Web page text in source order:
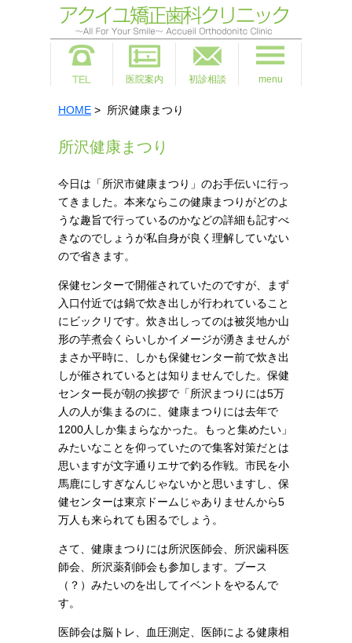
医院案内 初診相談 menu
HOME > 所沢健康まつり
所沢健康まつり
今日は「所沢市健康まつり」のお手伝いに行っ
てきました。本来ならこの健康まつりがどのよ
うな趣旨で行っているのかなどの詳細も記すべ
きなのでしょうが私自身が良く理解していない
ので省きます。
保健センターで開催されていたのですが、まず
入口付近では鍋で炊き出しが行われていること
にビックリです。炊き出しってのは被災地か山
形の芋煮会くらいしかイメージが湧きませんが
まさか平時に、しかも保健センター前で炊き出
しが催されているとは知りませんでした。 保健
センター長が朝の挨拶で「所沢まつりには5万
人の人が集まるのに、健康まつりには去年で
1200人しか集まらなかった。もっと集めたい」
みたいなことを仰っていたので集客対策だとは
思いますが文字通りエサで釣る作戦。市民を小
馬鹿にしすぎなんじゃないかと思いますし、保
健センターは東京ドームじゃありませんから5
万人も来られても困るでしょう。
さて、健康まつりには所沢医師会、所沢歯科医
師会、所沢薬剤師会も参加します。ブース
（？）みたいのを出してイベントをやるんで
す。
医師会は脳トレ、血圧測定、医師による健康相